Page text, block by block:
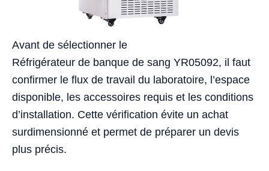
Avant de sélectionner le
Réfrigérateur de banque de sang YR05092, il faut
confirmer le flux de travail du laboratoire, l’espace
disponible, les accessoires requis et les conditions
d’installation. Cette vérification évite un achat
surdimensionné et permet de préparer un devis
plus précis.